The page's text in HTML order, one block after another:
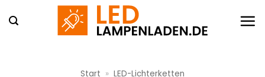
Inhalt
Start » LED-Lichterketten